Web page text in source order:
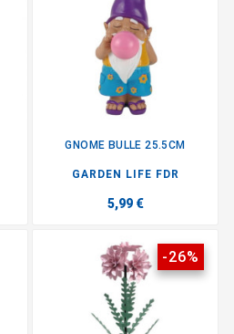
GNOME BULLE 25.5CM
GARDEN LIFE FDR
5,99 €
-26%